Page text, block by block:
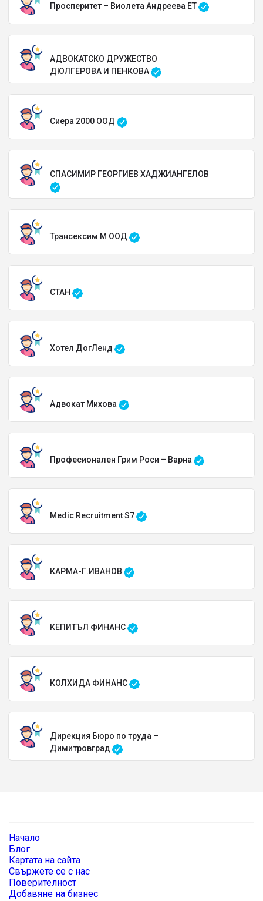
Просперитет – Виолета Андреева ЕТ
АДВОКАТСКО ДРУЖЕСТВО
ДЮЛГЕРОВА И ПЕНКОВА
Сиера 2000 ООД
СПАСИМИР ГЕОРГИЕВ ХАДЖИАНГЕЛОВ
Трансексим М ООД
СТАН
Хотел ДогЛенд
Адвокат Михова
Професионален Грим Роси – Варна
Medic Recruitment S7
КАРМА-Г.ИВАНОВ
КЕПИТЪЛ ФИНАНС
КОЛХИДА ФИНАНС
Дирекция Бюро по труда –
Димитровград
Начало
Блог
Картата на сайта
Свържете се с нас
Поверителност
Добавяне на бизнес